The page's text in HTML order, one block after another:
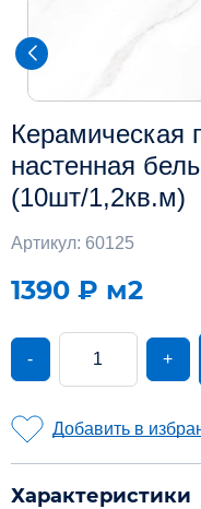
Керамическая
настенная
(10шт/1,2кв.м)
Артикул: 60125
1390 ₽ м2
- +
Добавить в
Характеристики